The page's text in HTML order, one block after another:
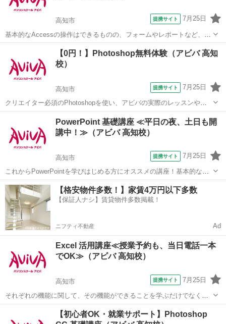
高知市 提携サイト 7月25日
基本的なAccessの操作はできるものの、フォームやレポートなど、よ
り高度なデータベース作成を学びたい方にオススメの講座です。 ■学
レポート・マクロ・リレー...
アクセス
【0円！】Photoshop無料体験（アビバ 高知
校）
高知市 提携サイト 7月25日
クリエイター必須のPhotoshopを使い、アビバの実際のレッスンや教
室の雰囲気を無料で体験♪ 暗めの失敗写真に補正をかけて元通りにし
たり、複数写真を組み合わせ合成写真を作る体験など、あなたに合っ
たメニューで体験していただけます！
PowerPoint 基礎講座 ≪平日の夜、土日も開
講中！≫（アビバ 高知校）
高知市 提携サイト 7月25日
これからPowerPointを学びはじめる方にオススメの講座！基本的な操
作からアニメーションなど、プレゼンテーションソフトである
PowerPointの醍醐味を学ぶ事ができる講座です。 ■学習内容■ 基本操
作・テーマの設定...
高知 高知市 パワーポイント
【格安物件多数！】家賃4万円以下多数
【保証人ナシ】賃貸物件多数掲載！
ニフティ不動産 Ad
Excel 活用講座≪授業予約も、当日電話一本
でOK≫（アビバ 高知校）
高知市 提携サイト 7月25日
それぞれの機能に関して、その機能ができることを学ぶだけでなく、
実際に業務に活かす方法を実例をもって学ぶことができる講座です。
エクセル
【初心者OK・就業サポート】Photoshop